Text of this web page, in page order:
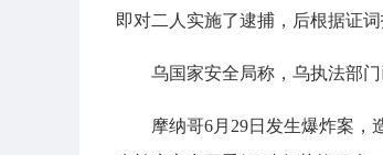
即对二人实施了逮捕，后根据证
乌国家安全局称，乌执法部
摩纳哥6月29日发生爆炸案